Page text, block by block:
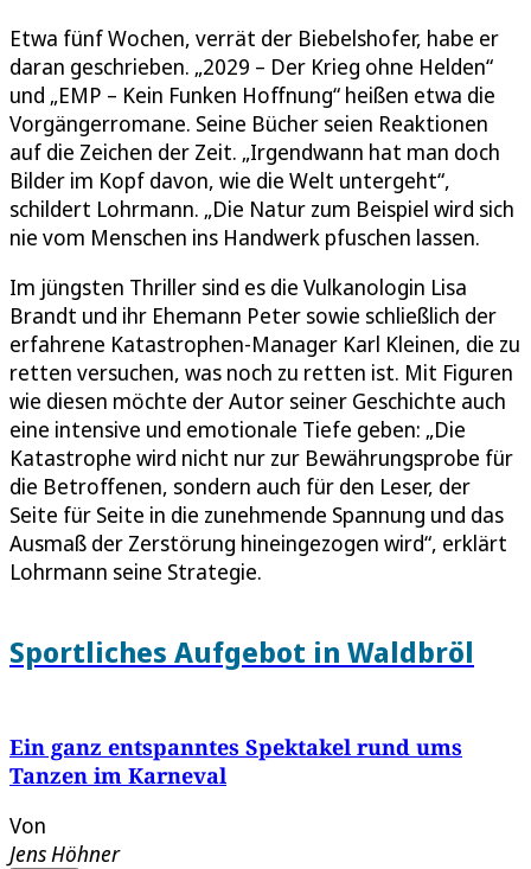
Etwa fünf Wochen, verrät der Biebelshofer, habe er
daran geschrieben. „2029 – Der Krieg ohne Helden“
und „EMP – Kein Funken Hoffnung“ heißen etwa die
Vorgängerromane. Seine Bücher seien Reaktionen
auf die Zeichen der Zeit. „Irgendwann hat man doch
Bilder im Kopf davon, wie die Welt untergeht“,
schildert Lohrmann. „Die Natur zum Beispiel wird sich
nie vom Menschen ins Handwerk pfuschen lassen.
Im jüngsten Thriller sind es die Vulkanologin Lisa
Brandt und ihr Ehemann Peter sowie schließlich der
erfahrene Katastrophen-Manager Karl Kleinen, die zu
retten versuchen, was noch zu retten ist. Mit Figuren
wie diesen möchte der Autor seiner Geschichte auch
eine intensive und emotionale Tiefe geben: „Die
Katastrophe wird nicht nur zur Bewährungsprobe für
die Betroffenen, sondern auch für den Leser, der
Seite für Seite in die zunehmende Spannung und das
Ausmaß der Zerstörung hineingezogen wird“, erklärt
Lohrmann seine Strategie.
Sportliches Aufgebot in Waldbröl
Ein ganz entspanntes Spektakel rund ums
Tanzen im Karneval
Von
Jens Höhner